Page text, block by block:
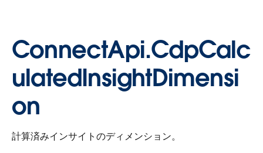
ConnectApi.CdpCalc
ulatedInsightDimensi
on
計算済みインサイトのディメンション。